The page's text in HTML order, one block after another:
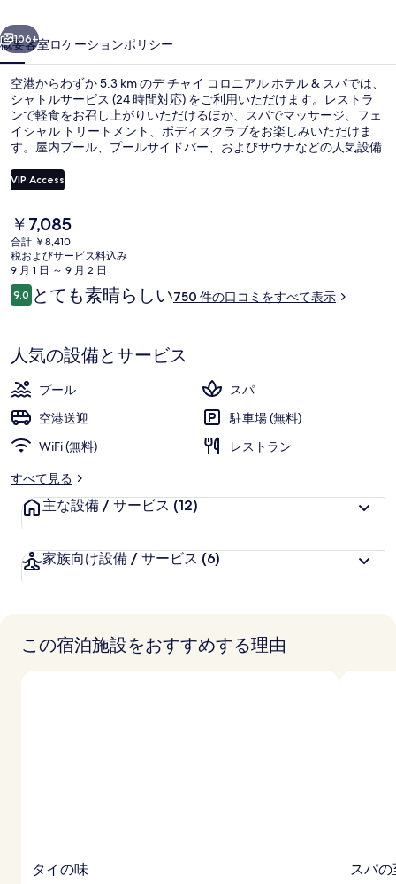
ア
ル
ホ
テ
ル
&
パ
の
写
ギ
ラ
リ
ー
次へ
106+
概要客室ロケーションポリシー
空港からわずか 5.3 km のデ チャイ コロニアル ホテル & スパでは、
シャトルサービス (24 時間対応) をご利用いただけます。レストラ
ンで軽食をお召し上がりいただけるほか、スパでマッサージ、フェ
イシャル トリートメント、ボディスクラブをお楽しみいただけま
す。屋内プール、プールサイドバー、およびサウナなどの人気設備
VIP Access
現
在
の
料
金
は
す
￥7,085
合計 ￥8,410
税およびサービス料込み
9 月 1 日 ～ 9 月 2 日
口
コ
9.010段階中9.0
とても素晴らしい750 件の口コミをすべて表示
人気の設備とサービス
プール
スパ
空港送迎
駐車場 (無料)
WiFi (無料)
レストラン
すべて見る
主な設備 / サービス (12)
家族向け設備 / サービス (6)
この宿泊施設をおすすめする理由
タイの味 スパ